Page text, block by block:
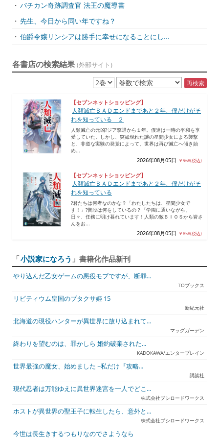
・ バチカン奇跡調査官 法王の魔導書
・ 先生、今日から同い年ですね？
・ 伯爵令嬢リンシアは勝手に幸せになることにし...
各書店の検索結果 (外部サイト)
再検索
【セブンネットショッピング】
人類滅亡ＢＡＤエンドまであと２年、僕だけがそ
れを知っている ２
人類滅亡の元凶?ジア撃退から１年。僕達は一時の平和を享
受していた。しかし、突如現れた謎の星間少女による襲撃
と、非道な実験の発覚によって、世界は再び滅亡へ傾き始
め...
2026年08月05日 ￥968(税込)
【セブンネットショッピング】
人類滅亡ＢＡＤエンドまであと２年、僕だけがそ
れを知っている
?君たちは何者なのかな？「わたしたちは、星間少女で
す！」?普段は何をしているの？「学園に通いながら、
日々、任務に明け暮れています！人類の敵ＢＩＯＳから皆さ
んをお...
2026年08月05日 ￥858(税込)
「小説家になろう 」書籍化作品新刊
やり込んだ乙女ゲームの悪役モブですが、断罪...
TOブックス
リビティウム皇国のブタクサ姫 15
新紀元社
北海道の現役ハンターが異世界に放り込まれて...
マッグガーデン
終わりを望むのは、罪かしら 婚約破棄された...
KADOKAWA/エンターブレイン
世界最強の魔女、始めました ~私だけ『攻略...
講談社
現代忍者は万能ゆえに異世界迷宮を一人でどこ...
株式会社ブシロードワークス
ホストが異世界の聖王子に転生したら、意外と...
株式会社ブシロードワークス
今世は長生きするつもりなのでさようなら